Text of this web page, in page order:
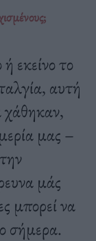
εκείνο το
αυτή
χάθηκαν,
μας –
μάς
μπορεί να
σήμερα.